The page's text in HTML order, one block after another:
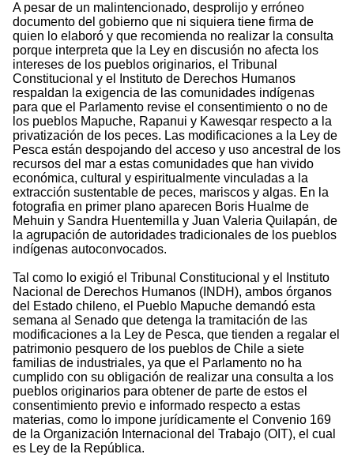
A pesar de un malintencionado, desprolijo y erróneo
documento del gobierno que ni siquiera tiene firma de
quien lo elaboró y que recomienda no realizar la consulta
porque interpreta que la Ley en discusión no afecta los
intereses de los pueblos originarios, el Tribunal
Constitucional y el Instituto de Derechos Humanos
respaldan la exigencia de las comunidades indígenas
para que el Parlamento revise el consentimiento o no de
los pueblos Mapuche, Rapanui y Kawesqar respecto a la
privatización de los peces. Las modificaciones a la Ley de
Pesca están despojando del acceso y uso ancestral de los
recursos del mar a estas comunidades que han vivido
económica, cultural y espiritualmente vinculadas a la
extracción sustentable de peces, mariscos y algas. En la
fotografia en primer plano aparecen Boris Hualme de
Mehuin y Sandra Huentemilla y Juan Valeria Quilapán, de
la agrupación de autoridades tradicionales de los pueblos
indígenas autoconvocados.
Tal como lo exigió el Tribunal Constitucional y el Instituto
Nacional de Derechos Humanos (INDH), ambos órganos
del Estado chileno, el Pueblo Mapuche demandó esta
semana al Senado que detenga la tramitación de las
modificaciones a la Ley de Pesca, que tienden a regalar el
patrimonio pesquero de los pueblos de Chile a siete
familias de industriales, ya que el Parlamento no ha
cumplido con su obligación de realizar una consulta a los
pueblos originarios para obtener de parte de estos el
consentimiento previo e informado respecto a estas
materias, como lo impone jurídicamente el Convenio 169
de la Organización Internacional del Trabajo (OIT), el cual
es Ley de la República.